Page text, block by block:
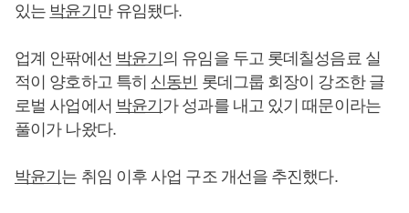
있는 박윤기 만 유임됐다.
업계 안팎에선 박윤기의 유임을 두고 롯데칠성음료 실
적이 양호하고 특히 신동빈 롯데그룹 회장이 강조한 글
로벌 사업에서 박윤기가 성과를 내고 있기 때문이라는
풀이가 나왔다.
박윤기는 취임 이후 사업 구조 개선을 추진했다.